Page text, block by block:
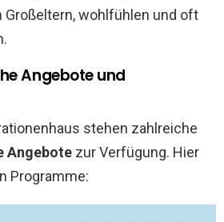
Großeltern, wohlfühlen und oft
Angebote und
stehen zahlreiche
Angebote zur Verfügung. Hier
Programme: